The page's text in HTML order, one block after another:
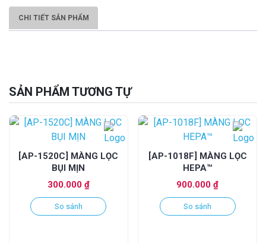
CHI TIẾT SẢN PHẨM
SẢN PHẨM TƯƠNG TỰ
[AP-1520C] MÀNG LỌC
BỤI MỊN
300.000 ₫
So sánh
[AP-1018F] MÀNG LỌC
HEPA™
900.000₫
So sánh